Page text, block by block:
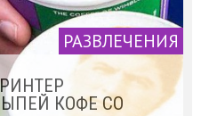
РАЗВЛЕЧЕНИЯ
КОФЕ СО